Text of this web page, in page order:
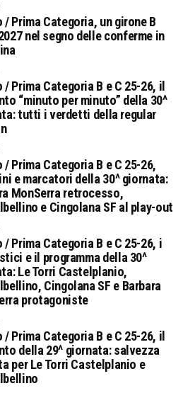
/ Prima Categoria, un girone B
nel segno delle conferme in
/ Prima Categoria B e C 25-26, il
“minuto per minuto” della 30^
tutti i verdetti della regular
/ Prima Categoria B e C 25-26,
e marcatori della 30^ giornata:
MonSerra retrocesso,
e Cingolana SF al play-out
/ Prima Categoria B e C 25-26, i
e il programma della 30^
Le Torri Castelplanio,
Cingolana SF e Barbara
protagoniste
/ Prima Categoria B e C 25-26, il
della 29^ giornata: salvezza
per Le Torri Castelplanio e